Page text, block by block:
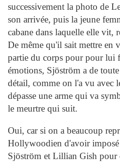
successivement la photo de
son arrivée, puis la jeune
cabane dans laquelle elle vit,
De même qu'il sait mettre en
partie du corps pour pour lui
émotions, Sjöström a de
détail, comme on l'a vu avec
dépasse une arme qui va
le meurtre qui suit.
Oui, car si on a beaucoup
Hollywoodien d'avoir
Sjöström et Lillian Gish pour